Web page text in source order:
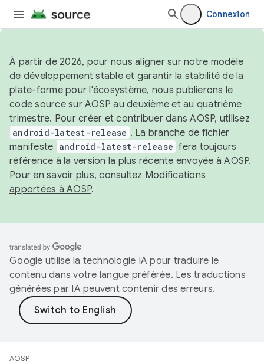
Connexion
À partir de 2026, pour nous aligner sur notre modèle
de développement stable et garantir la stabilité de la
plate-forme pour l'écosystème, nous publierons le
code source sur AOSP au deuxième et au quatrième
trimestre. Pour créer et contribuer dans AOSP, utilisez
android-latest-release . La branche de fichier
manifeste android-latest-release fera toujours
référence à la version la plus récente envoyée à AOSP.
Pour en savoir plus, consultez Modifications
apportées à AOSP.
Google utilise la technologie IA pour traduire le
contenu dans votre langue préférée. Les traductions
générées par IA peuvent contenir des erreurs.
AOSP